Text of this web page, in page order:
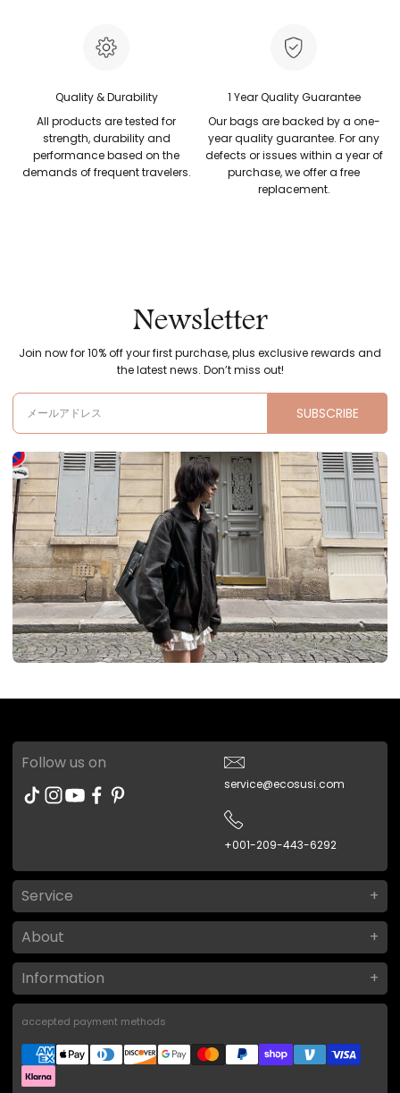
Quality & Durability
All products are tested for
strength, durability and
performance based on the
demands of frequent travelers.
1 Year Quality Guarantee
Our bags are backed by a one-
year quality guarantee. For any
defects or issues within a year of
purchase, we offer a free
replacement.
Newsletter
Join now for 10% off your first purchase, plus exclusive rewards and
the latest news. Don’t miss out!
メールアドレス SUBSCRIBE
Follow us on
service@ecosusi.com
+001-209-443-6292
Service
About
Information
accepted payment methods